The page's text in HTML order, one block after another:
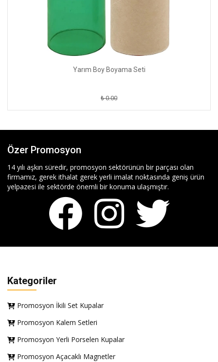
Yarım Boy Boyama Seti
₺ 0.00
Özer Promosyon
14 yılı aşkın süredir, promosyon sektörünün bir parçası olan
firmamız, gerek ithalat gerek yerli imalat noktasında geniş ürün
yelpazesi ile sektörde önemli bir konuma ulaşmıştır.
Kategoriler
Promosyon İkili Set Kupalar
Promosyon Kalem Setleri
Promosyon Yerli Porselen Kupalar
Promosyon Açacaklı Magnetler